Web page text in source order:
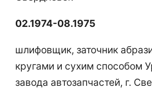
02.1974-08.1975
шлифовщик, заточник
кругами и сухим способом
завода автозапчастей, г.